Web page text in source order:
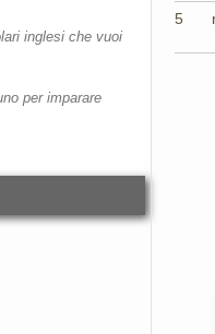
inglesi che vuoi
per imparare
5